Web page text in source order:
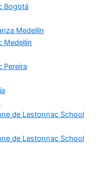
Bogotá
Medellín
Medellín
Pereira
de Lestonnac School
de Lestonnac School